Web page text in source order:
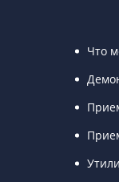
Что